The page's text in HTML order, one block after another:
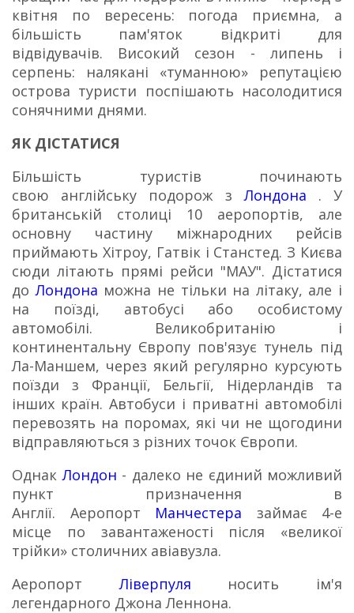
квітня по вересень: погода приємна, а
більшість пам'яток відкриті для
відвідувачів. Високий сезон - липень і
серпень: налякані «туманною» репутацією
острова туристи поспішають насолодитися
сонячними днями.
ЯК ДІСТАТИСЯ
Більшість туристів починають
свою англійську подорож зЛондона . У
британській столиці 10 аеропортів, але
основну частину міжнародних рейсів
приймають Хітроу, Гатвік і Станстед. З Києва
сюди літають прямі рейси "МАУ". Дістатися
доЛондона можна не тільки на літаку, але і
на поїзді, автобусі або особистому
автомобілі. Великобританію і
континентальну Європу пов'язує тунель під
Ла-Маншем, через який регулярно курсують
поїзди з Франції, Бельгії, Нідерландів та
інших країн. Автобуси і приватні автомобілі
перевозять на поромах, які чи не щогодини
відправляються з різних точок Європи.
ОднакЛондон - далеко не єдиний можливий
пункт призначення в
Англії. Аеропорт Манчестера займає 4-е
місце по завантаженості після «великої
трійки» столичних авіавузла.
АеропортЛіверпуля носить ім'я
легендарного Джона Леннона.